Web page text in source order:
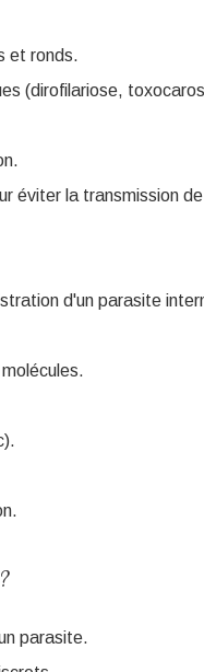
et ronds.
(dirofilariose,
éviter la transmission
d'un parasite
parasite.